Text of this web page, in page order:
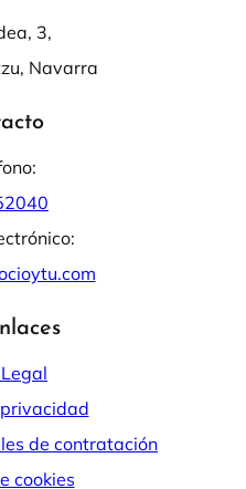
3,
Navarra
de contratación
cookies